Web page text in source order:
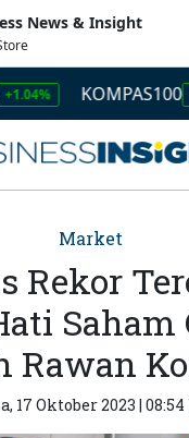
News & Insight
KOMPAS100 +1.45%
Market
Rekor
Saham
Rawan
17 Oktober 2023 |